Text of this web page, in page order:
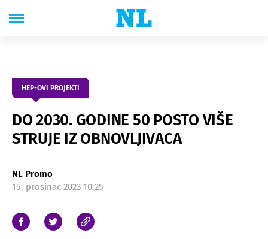
HEP-OVI PROJEKTI
DO 2030. GODINE 50 POSTO VIŠE
STRUJE IZ OBNOVLJIVACA
NL Promo
15. prosinac 2023 10:25